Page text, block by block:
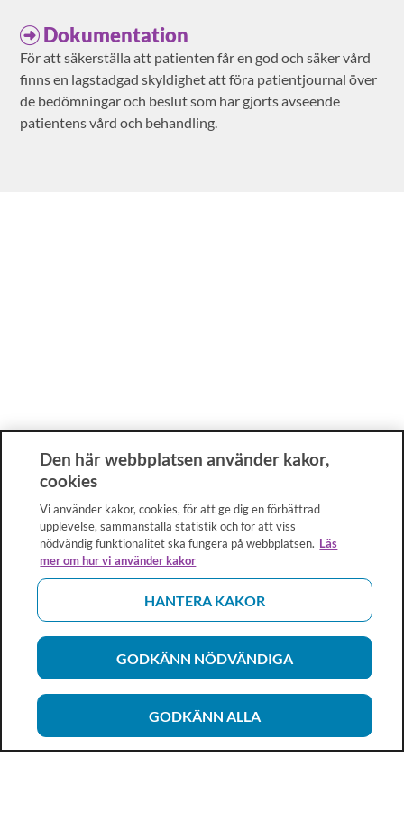
Dokumentation
För att säkerställa att patienten får en god och säker vård
finns en lagstadgad skyldighet att föra patientjournal över
de bedömningar och beslut som har gjorts avseende
patientens vård och behandling.
Den här webbplatsen använder kakor,
cookies
Vi använder kakor, cookies, för att ge dig en förbättrad
upplevelse, sammanställa statistik och för att viss
nödvändig funktionalitet ska fungera på webbplatsen. Läs
mer om hur vi använder kakor
HANTERA KAKOR
GODKÄNN NÖDVÄNDIGA
GODKÄNN ALLA